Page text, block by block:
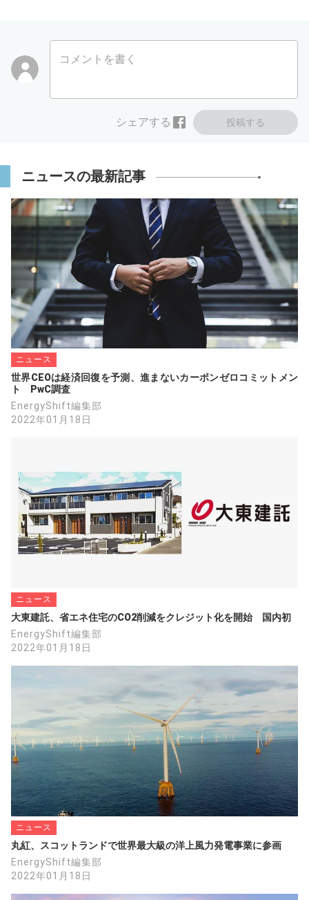
コメントを書く
投稿する
シェアする
ニュースの最新記事
ニュース
世界CEOは経済回復を予測、進まないカーボンゼロコミットメン
ト　PwC調査
EnergyShift編集部
2022年01月18日
ニュース
大東建託、省エネ住宅のCO2削減をクレジット化を開始　国内初
EnergyShift編集部
2022年01月18日
ニュース
丸紅、スコットランドで世界最大級の洋上風力発電事業に参画
EnergyShift編集部
2022年01月18日